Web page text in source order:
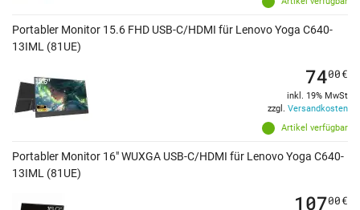
Portabler Monitor 15.6 FHD USB-C/HDMI für Lenovo Yoga C640-
13IML (81UE)
Artikel verfügbar
7400€
inkl. 19% MwSt
zzgl. Versandkosten
Portabler Monitor 16" WUXGA USB-C/HDMI für Lenovo Yoga C640-
13IML (81UE)
10700€